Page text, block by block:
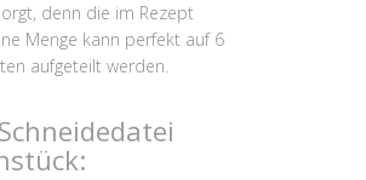
denn die im Rezept
Menge kann perfekt auf 6
aufgeteilt werden.